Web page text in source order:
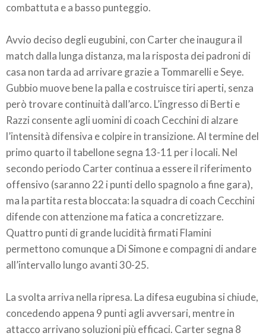
combattuta e a basso punteggio.
Avvio deciso degli eugubini, con Carter che inaugura il
match dalla lunga distanza, ma la risposta dei padroni di
casa non tarda ad arrivare grazie a Tommarelli e Seye.
Gubbio muove bene la palla e costruisce tiri aperti, senza
però trovare continuità dall’arco. L’ingresso di Berti e
Razzi consente agli uomini di coach Cecchini di alzare
l’intensità difensiva e colpire in transizione. Al termine del
primo quarto il tabellone segna 13-11 per i locali. Nel
secondo periodo Carter continua a essere il riferimento
offensivo (saranno 22 i punti dello spagnolo a fine gara),
ma la partita resta bloccata: la squadra di coach Cecchini
difende con attenzione ma fatica a concretizzare.
Quattro punti di grande lucidità firmati Flamini
permettono comunque a Di Simone e compagni di andare
all’intervallo lungo avanti 30-25.
La svolta arriva nella ripresa. La difesa eugubina si chiude,
concedendo appena 9 punti agli avversari, mentre in
attacco arrivano soluzioni più efficaci. Carter segna 8